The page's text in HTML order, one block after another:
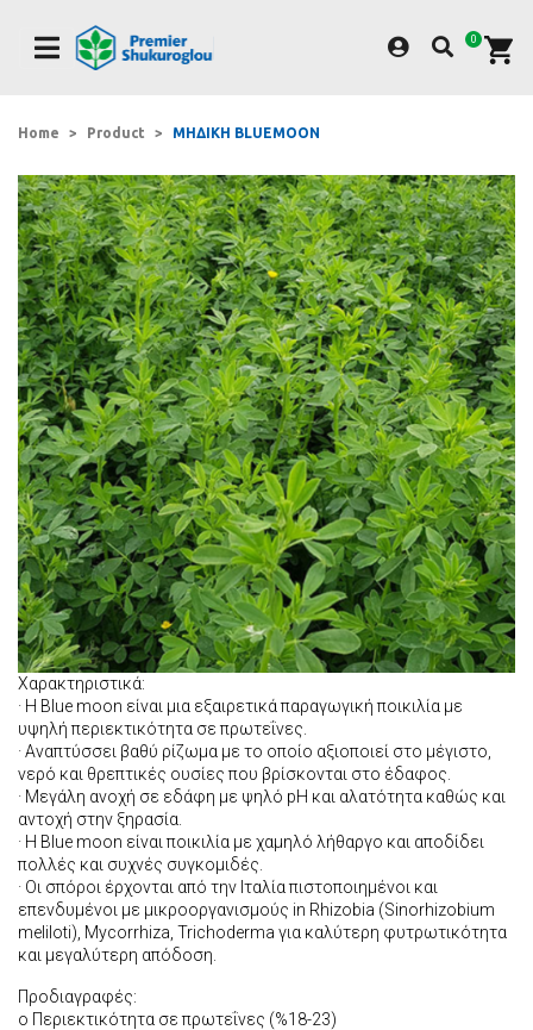
0
Home Product ΜΗΔΙΚΗ BLUEMOON
Χαρακτηριστικά:
· Η Blue moon είναι μια εξαιρετικά παραγωγική ποικιλία με
υψηλή περιεκτικότητα σε πρωτεΐνες.
· Αναπτύσσει βαθύ ρίζωμα με το οποίο αξιοποιεί στο μέγιστο,
νερό και θρεπτικές ουσίες που βρίσκονται στο έδαφος.
· Mεγάλη ανοχή σε εδάφη με ψηλό pH και αλατότητα καθώς και
αντοχή στην ξηρασία.
· Η Blue moon είναι ποικιλία με χαμηλό λήθαργο και αποδίδει
πολλές και συχνές συγκομιδές.
· Οι σπόροι έρχονται από την Ιταλία πιστοποιημένοι και
επενδυμένοι με μικροοργανισμούς in Rhizobia (Sinorhizobium
meliloti), Mycorrhiza, Trichoderma για καλύτερη φυτρωτικότητα
και μεγαλύτερη απόδοση.
Προδιαγραφές:
o Περιεκτικότητα σε πρωτεΐνες (%18-23)